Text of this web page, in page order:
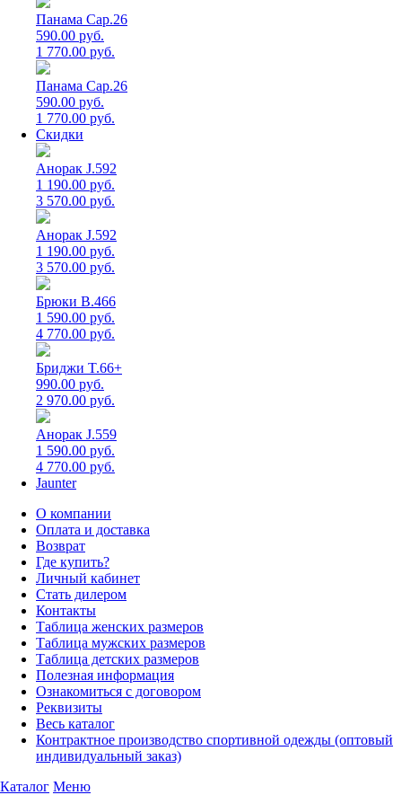
Панама Cap.26
590.00 руб.
1 770.00 руб.
Панама Cap.26
590.00 руб.
1 770.00 руб.
Скидки
Анорак J.592
1 190.00 руб.
3 570.00 руб.
Анорак J.592
1 190.00 руб.
3 570.00 руб.
Брюки B.466
1 590.00 руб.
4 770.00 руб.
Бриджи T.66+
990.00 руб.
2 970.00 руб.
Анорак J.559
1 590.00 руб.
4 770.00 руб.
Jaunter
О компании
Оплата и доставка
Возврат
Где купить?
Личный кабинет
Стать дилером
Контакты
Таблица женских размеров
Таблица мужских размеров
Таблица детских размеров
Полезная информация
Ознакомиться с договором
Реквизиты
Весь каталог
Контрактное производство спортивной одежды (оптовый
индивидуальный заказ)
Каталог Меню